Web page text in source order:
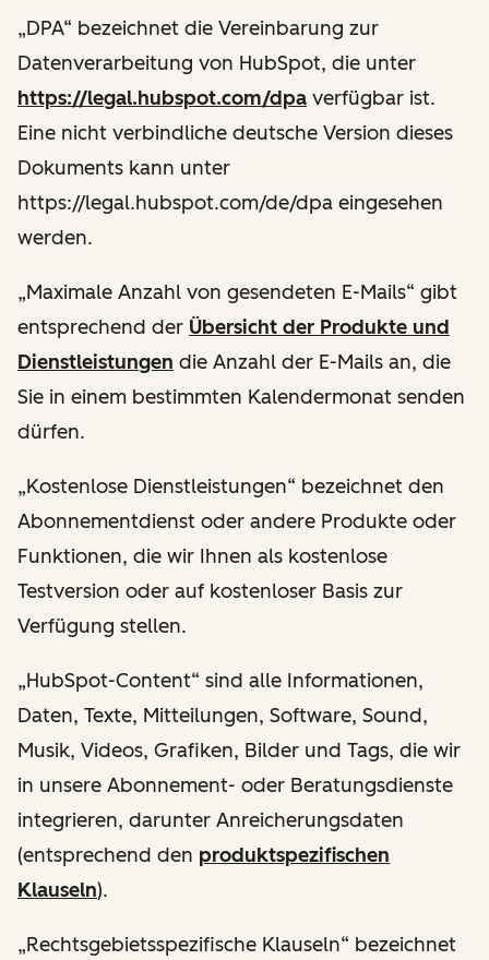
„DPA“ bezeichnet die Vereinbarung zur
Datenverarbeitung von HubSpot, die unter
https://legal.hubspot.com/dpa verfügbar ist.
Eine nicht verbindliche deutsche Version dieses
Dokuments kann unter
https://legal.hubspot.com/de/dpa eingesehen
werden.
„Maximale Anzahl von gesendeten E-Mails“ gibt
entsprechend der Übersicht der Produkte und
Dienstleistungen die Anzahl der E-Mails an, die
Sie in einem bestimmten Kalendermonat senden
dürfen.
„Kostenlose Dienstleistungen“ bezeichnet den
Abonnementdienst oder andere Produkte oder
Funktionen, die wir Ihnen als kostenlose
Testversion oder auf kostenloser Basis zur
Verfügung stellen.
„HubSpot-Content“ sind alle Informationen,
Daten, Texte, Mitteilungen, Software, Sound,
Musik, Videos, Grafiken, Bilder und Tags, die wir
in unsere Abonnement- oder Beratungsdienste
integrieren, darunter Anreicherungsdaten
(entsprechend den produktspezifischen
Klauseln).
„Rechtsgebietsspezifische Klauseln“ bezeichnet